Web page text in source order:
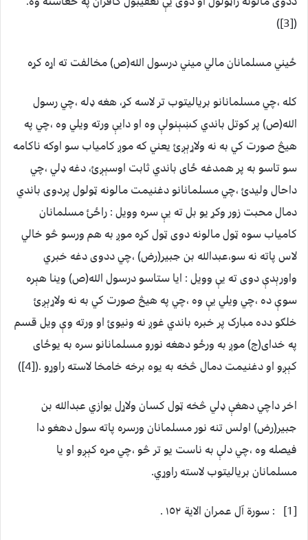
([3])
ځيني مسلمانان مالي ميني درسول الله(ص) مخالفت ته اړه کړه
کله ،چي مسلمانانو برياليتوب تر لاسه کړ، هغه ډله ،چي رسول
الله(ص) پر کوتل باندي کښېنولې وه او دايې ورته ويلي وه ،چي په
هيڅ صورت کي به نه ولاړېږئ يعني که موږ کامياب سو اوکه ناکامه
سو تاسو به پر همدغه ځاى باندي ثابت اوسېږئ، دغه ډلي ،چي
داحال وليدئ ،چي مسلمانانو دغنيمت مالونه ټولول پردوى باندي
دمال محبت زور وکړ يو بل ته يې سره وويل : راځئ مسلمانان
کامياب سوه ټول مالونه دوى ټول کړه موږ به هم ورسو څو خالي
لاس پاته نه سو،عبدالله بن جبير(رض) ،چي ددوى دغه خبري
واورېدې دوى ته يې وويل : ايا ستاسو درسول الله(ص) وينا هېره
سوې ده ،چي ويلي يې وه ،چي په هيڅ صورت کي به نه ولاړېږئ
خلګو دده مبارک پر خبره باندي غوږ نه ونيوئ او ورته وې ويل قسم
په خداى(ج) موږ به ورځو دهغه نورو مسلمانانو سره به يوځاى
کېږو او دغنيمت دمال څخه به يوه برخه خامخا لاسته راوړو .([4])
اخر داچي دهغې ډلي څخه ټول کسان ولاړل يوازي عبدالله بن
جبير(رض) اولس تنه نور مسلمانان ورسره پاته سول دهغو دا
فيصله وه ،چي دلې به ناست يو تر څو ،چي مړه کېږو او يا
مسلمانان برياليتوب لاسته راوړي.
[1] : سورة آل عمران الاية ١٥٢ .